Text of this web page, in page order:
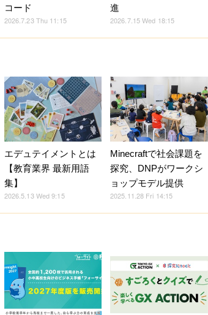
コード
2026.7.23 Thu 11:15
進
2026.7.15 Wed 18:15
エデュテイメントとは
【教育業界 最新用語
集】
2026.5.13 Wed 9:15
Minecraftで社会課題を
探究、DNPがワークシ
ョップモデル提供
2025.11.28 Fri 14:15